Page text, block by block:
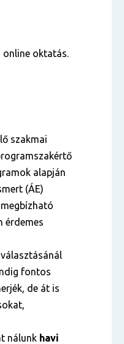
online oktatás.
szakmai
alapján
(ÁE)
érdemes
fontos
de át is
nálunk havi